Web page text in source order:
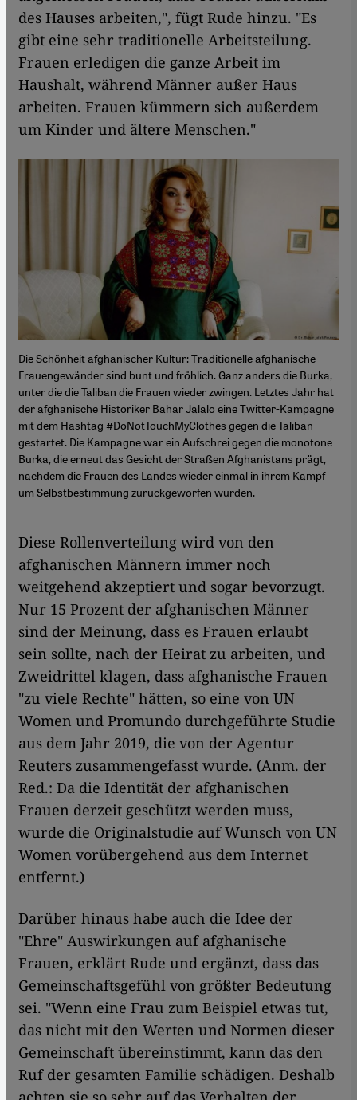
des Hauses arbeiten,", fügt Rude hinzu. "Es
gibt eine sehr traditionelle Arbeitsteilung.
Frauen erledigen die ganze Arbeit im
Haushalt, während Männer außer Haus
arbeiten. Frauen kümmern sich außerdem
um Kinder und ältere Menschen."
Die Schönheit afghanischer Kultur: Traditionelle afghanische
Frauengewänder sind bunt und fröhlich. Ganz anders die Burka,
unter die die Taliban die Frauen wieder zwingen. Letztes Jahr hat
der afghanische Historiker Bahar Jalalo eine Twitter-Kampagne
mit dem Hashtag #DoNotTouchMyClothes gegen die Taliban
gestartet. Die Kampagne war ein Aufschrei gegen die monotone
Burka, die erneut das Gesicht der Straßen Afghanistans prägt,
nachdem die Frauen des Landes wieder einmal in ihrem Kampf
um Selbstbestimmung zurückgeworfen wurden.
Diese Rollenverteilung wird von den
afghanischen Männern immer noch
weitgehend akzeptiert und sogar bevorzugt.
Nur 15 Prozent der afghanischen Männer
sind der Meinung, dass es Frauen erlaubt
sein sollte, nach der Heirat zu arbeiten, und
Zweidrittel klagen, dass afghanische Frauen
"zu viele Rechte" hätten, so eine von UN
Women und Promundo durchgeführte Studie
aus dem Jahr 2019, die von der Agentur
Reuters zusammengefasst wurde. (Anm. der
Red.: Da die Identität der afghanischen
Frauen derzeit geschützt werden muss,
wurde die Originalstudie auf Wunsch von UN
Women vorübergehend aus dem Internet
entfernt.)
Darüber hinaus habe auch die Idee der
"Ehre" Auswirkungen auf afghanische
Frauen, erklärt Rude und ergänzt, dass das
Gemeinschaftsgefühl von größter Bedeutung
sei. "Wenn eine Frau zum Beispiel etwas tut,
das nicht mit den Werten und Normen dieser
Gemeinschaft übereinstimmt, kann das den
Ruf der gesamten Familie schädigen. Deshalb